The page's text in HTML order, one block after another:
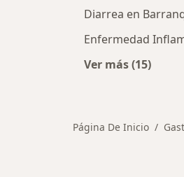
Diarrea en
Enfermedad
Ver más (15)
Página De Inicio